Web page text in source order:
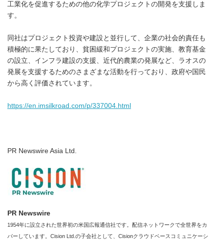
工業化を促進するための他の化学プロジェクトの開発を支援しま
す。
同社はプロジェクト投資や建設と並行して、企業の社会的責任も
積極的に果たしており、貧困緩和プロジェクトの実施、教育基金
の設立、インフラ建設の支援、近代的農業の発展など、ラオスの
発展を支援するためのさまざまな活動を行っており、政府や国民
から高く評価されています。
https://en.imsilkroad.com/p/337004.html
PR Newswire Asia Ltd.
PR Newswire
1954年に設立された世界初の米国広報通信社です。配信ネットワークで全世界をカ
バーしています。Cision Ltd.の子会社として、Cisionクラウドベースコミュニケーシ